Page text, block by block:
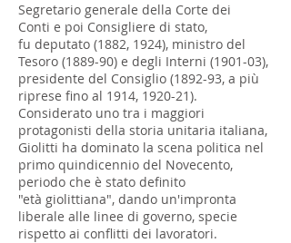
Segretario generale della Corte dei
Conti e poi Consigliere di stato,
fu deputato (1882, 1924), ministro del
Tesoro (1889-90) e degli Interni (1901-03),
presidente del Consiglio (1892-93, a più
riprese fino al 1914, 1920-21).
Considerato uno tra i maggiori
protagonisti della storia unitaria italiana,
Giolitti ha dominato la scena politica nel
primo quindicennio del Novecento,
periodo che è stato definito
"età giolittiana", dando un'impronta
liberale alle linee di governo, specie
rispetto ai conflitti dei lavoratori.